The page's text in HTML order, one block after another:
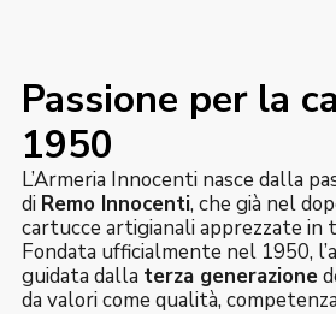
Passione per la
1950
L’Armeria Innocenti nasce dalla
di Remo Innocenti, che già nel
cartucce artigianali apprezzate in
Fondata ufficialmente nel 1950,
guidata dalla terza generazione
da valori come qualità,